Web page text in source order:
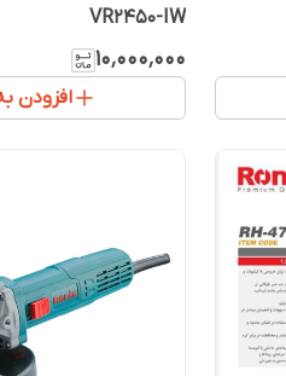
VR2450-IW
۱۰٬۰۰۰٬۰۰۰
افزودن